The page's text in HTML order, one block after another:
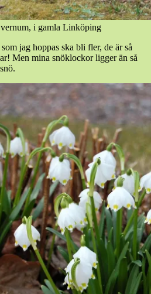
i gamla Linköping
som jag hoppas ska bli fler, de är så
Men mina snöklockor ligger än så